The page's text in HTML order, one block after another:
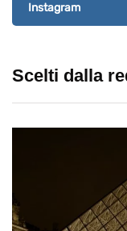
Instagram
Scelti dalla